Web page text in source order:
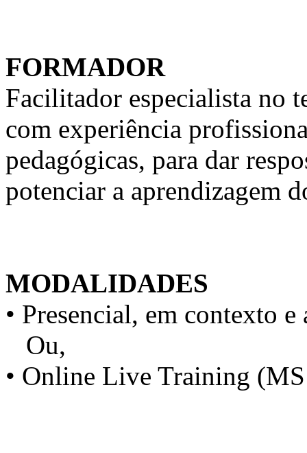
FORMADOR
Facilitador especialista no
com experiência
pedagógicas, para dar
potenciar a aprendizagem
MODALIDADES
• Presencial, em contexto
Ou,
• Online Live Training